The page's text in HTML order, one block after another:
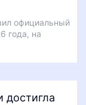
официальный
года, на
достигла